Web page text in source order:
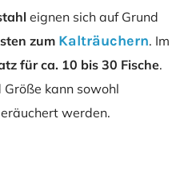
eignen sich auf Grund
zum Kalträuchern. Im
für ca. 10 bis 30 Fische.
Größe kann sowohl
werden.